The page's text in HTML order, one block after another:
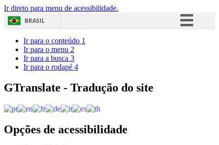
Ir direto para menu de acessibilidade.
BRASIL
Acesso à informação
Ir para o conteúdo 1
Ir para o menu 2
Ir para a busca 3
Ir para o rodapé 4
GTranslate - Tradução do site
Opções de acessibilidade